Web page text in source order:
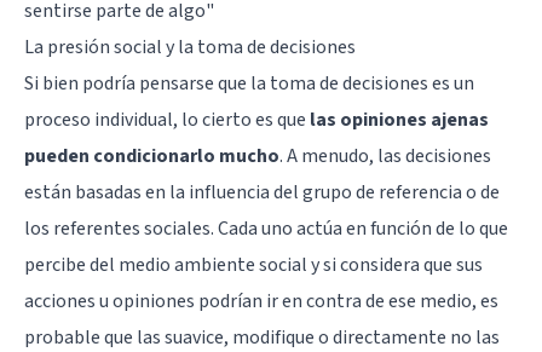
sentirse parte de algo"
La presión social y la toma de decisiones
Si bien podría pensarse que la toma de decisiones es un
proceso individual, lo cierto es que las opiniones ajenas
pueden condicionarlo mucho. A menudo, las decisiones
están basadas en la influencia del grupo de referencia o de
los referentes sociales. Cada uno actúa en función de lo que
percibe del medio ambiente social y si considera que sus
acciones u opiniones podrían ir en contra de ese medio, es
probable que las suavice, modifique o directamente no las